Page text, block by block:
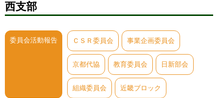
西支部
委員会活動報告 ＣＳＲ委員会 事業企画委員会
京都代協 教育委員会 日新部会
組織委員会 近畿ブロック